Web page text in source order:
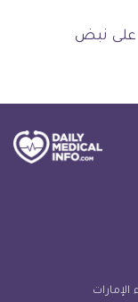
الإمارات